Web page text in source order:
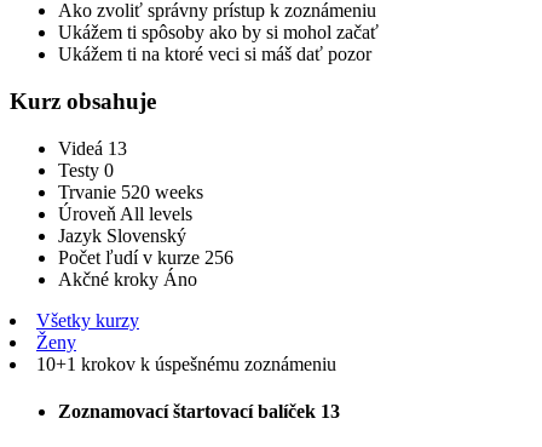
Ako zvoliť správny prístup k zoznámeniu
Ukážem ti spôsoby ako by si mohol začať
Ukážem ti na ktoré veci si máš dať pozor
Kurz obsahuje
Videá 13
Testy 0
Trvanie 520 weeks
Úroveň All levels
Jazyk Slovenský
Počet ľudí v kurze 256
Akčné kroky Áno
Všetky kurzy
Ženy
10+1 krokov k úspešnému zoznámeniu
Zoznamovací štartovací balíček 13